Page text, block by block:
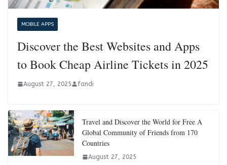
MOBILE APPS
Discover the Best Websites and Apps
to Book Cheap Airline Tickets in 2025
August 27, 2025 fandi
Travel and Discover the World for Free A
Global Community of Friends from 170
Countries
August 27, 2025